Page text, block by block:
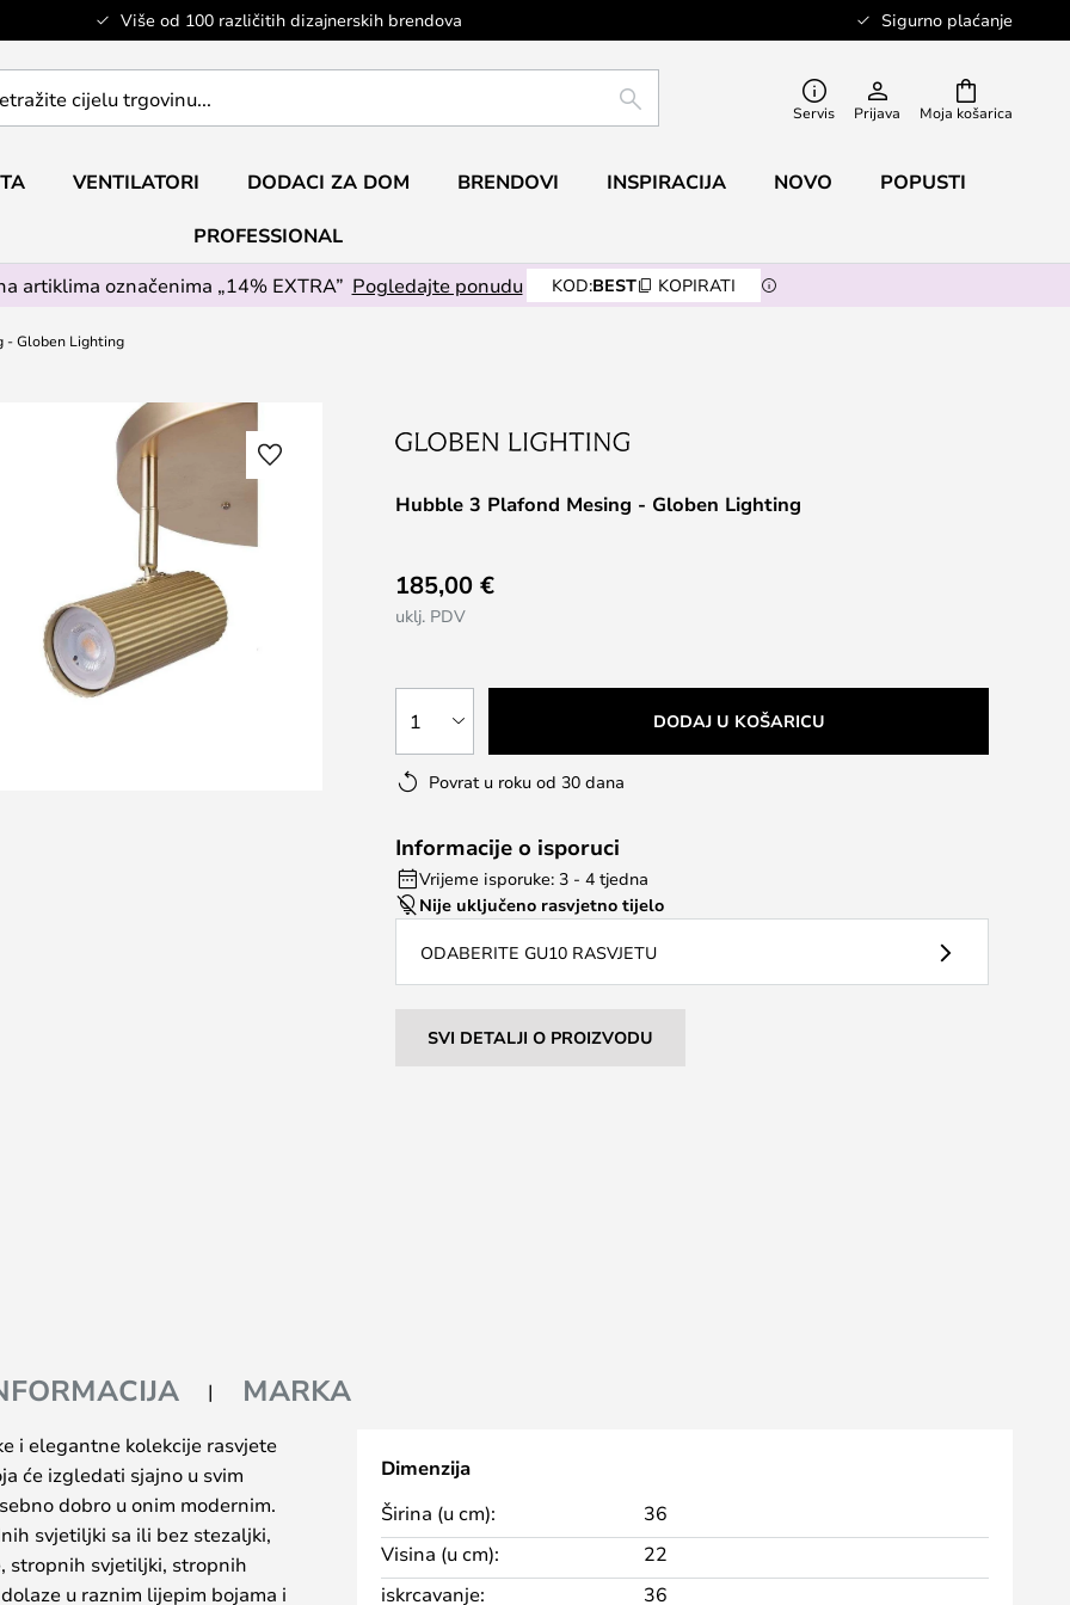
Više od 100 različitih dizajnerskih brendova Sigurno plaćanje
Moja košarica
TRAŽI Servis Prijava
VENTILATORI DODACI ZA DOM BRENDOVI INSPIRACIJA NOVO POPUSTI
PROFESSIONAL
artiklima označenima „14% EXTRA” Pogledajte ponudu KOD:BEST KOPIRATI
- Globen Lighting
Hubble 3 Plafond Mesing - Globen Lighting
185,00 €
uklj. PDV
1 DODAJ U KOŠARICU
Povrat u roku od 30 dana
Informacije o isporuci
Vrijeme isporuke: 3 - 4 tjedna
Nije uključeno rasvjetno tijelo
ODABERITE GU10 RASVJETU
SVI DETALJI O PROIZVODU
MARKA
i elegantne kolekcije rasvjete
će izgledati sjajno u svim
dobro u onim modernim.
svjetiljki sa ili bez stezaljki,
stropnih svjetiljki, stropnih
u raznim lijepim bojama i
Dimenzija
Širina (u cm):
36
Visina (u cm):
22
iskrcavanje:
36